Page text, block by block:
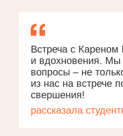
Встреча с Кареном
и вдохновения. Мы
вопросы – не
из нас на встрече
свершения!
рассказала